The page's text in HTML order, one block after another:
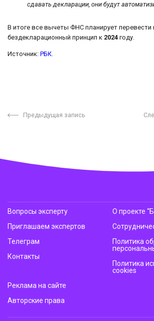
сдавать декларации, они будут
В итоге все вычеты ФНС планирует перевести
бездекларационный принцип к 2024 году.
Источник: РБК
Предыдущая запись
Вопросы эксперту
Приглашаем экспертов
Телеграм
Контакты
О проекте
Политика
Политика
cookies
Реклама на сайте
Авторские права